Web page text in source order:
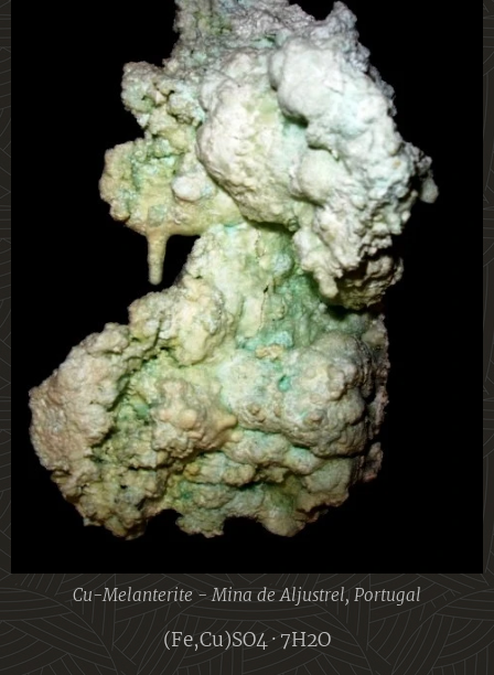
Cu-Melanterite - Mina de Aljustrel, Portugal
(Fe,Cu)SO4 · 7H2O